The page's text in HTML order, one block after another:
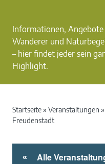
Informationen,
Wanderer und
– hier findet jeder sein
Highlight.
Startseite» Veranstaltungen »
Freudenstadt
« Alle